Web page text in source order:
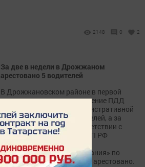
2148 0 2
За две в недели в Дрожжаном
арестовано 5 водителей
В Дрожжановском районе в первой
половине января за нарушение ПДД
были привлечены к административной
ответственности 18 водителей, а за
неуплату штрафов в соответствии с
частью 1 статьи 20.25 КоАП РФ
«Уклонение от исполнения
административного наказания» по
решению суда 5 водителей арестовано.